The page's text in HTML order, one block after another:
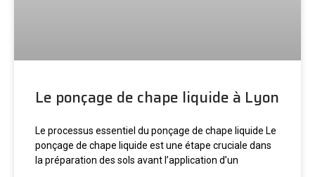
Le ponçage de chape liquide à Lyon
Le processus essentiel du ponçage de chape liquide Le
ponçage de chape liquide est une étape cruciale dans
la préparation des sols avant l’application d’un